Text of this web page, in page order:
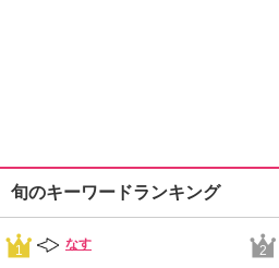
旬のキーワードランキング
1 なす 2